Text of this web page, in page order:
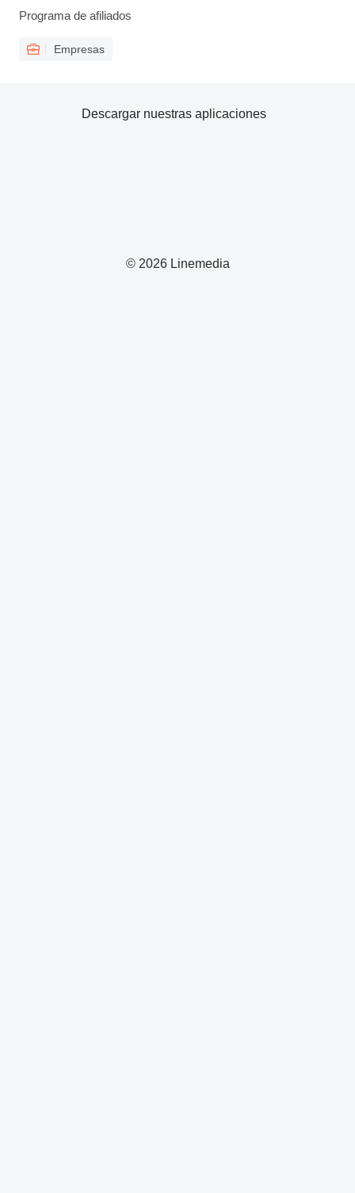
Programa de afiliados
Empresas
© 2026 Linemedia
Descargar nuestras aplicaciones